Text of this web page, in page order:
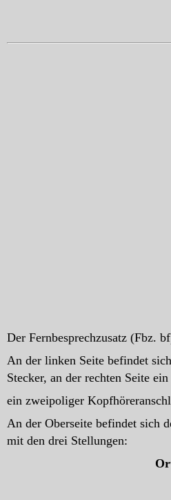
Der Fernbesprechzusatz (Fbz.
An der linken Seite befindet
Stecker, an der rechten Seite
ein zweipoliger
An der Oberseite befindet sich
mit den drei Stellungen: